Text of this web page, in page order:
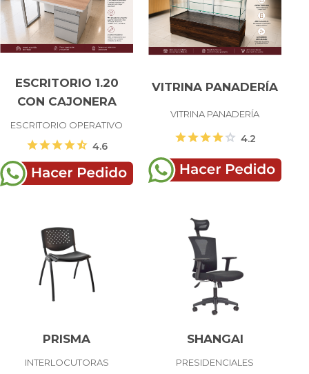
ESCRITORIO 1.20
CON CAJONERA
ESCRITORIO OPERATIVO
starstarstarstarstar_half 4.6
VITRINA PANADERÍA
VITRINA PANADERÍA
starstarstarstarstar 4.2
PRISMA
INTERLOCUTORAS
SHANGAI
PRESIDENCIALES